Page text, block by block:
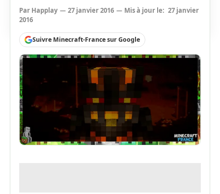
Par Happlay 27 janvier 2016 Mis à jour le: 27 janvier
2016
Suivre Minecraft-France sur Google